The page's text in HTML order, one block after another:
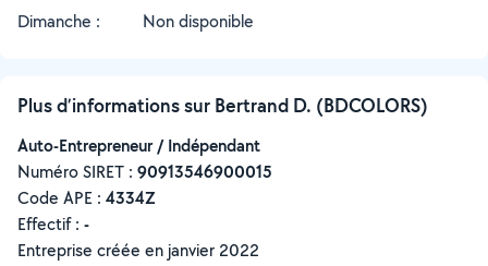
Dimanche :
Non disponible
Plus d’informations sur Bertrand D. (BDCOLORS)
Auto-Entrepreneur / Indépendant
Numéro SIRET : ‍90913546900015
Code APE : 4334Z
Effectif : -
Entreprise créée en janvier 2022